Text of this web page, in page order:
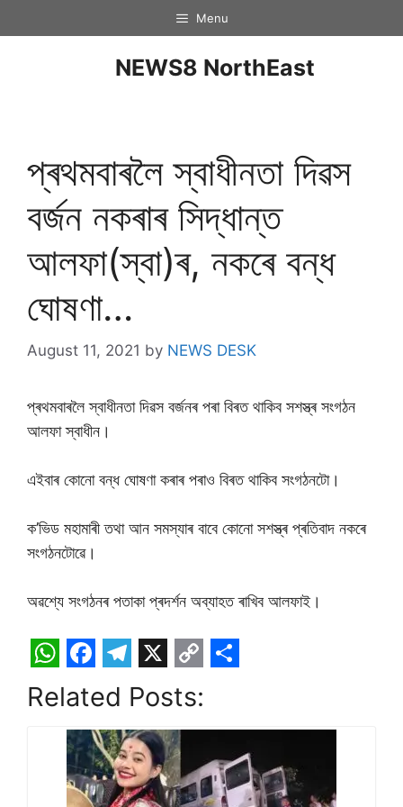
Menu
NEWS8 NorthEast
প্ৰথমবাৰলৈ স্বাধীনতা দিৱস
বৰ্জন নকৰাৰ সিদ্ধান্ত
আলফা(স্বা)ৰ, নকৰে বন্ধ
ঘোষণা…
August 11, 2021 by NEWS DESK
প্ৰথমবাৰলৈ স্বাধীনতা দিৱস বৰ্জনৰ পৰা বিৰত থাকিব সশস্ত্ৰ সংগঠন
আলফা স্বাধীন।
এইবাৰ কোনো বন্ধ ঘোষণা কৰাৰ পৰাও বিৰত থাকিব সংগঠনটো।
ক’ভিড মহামাৰী তথা আন সমস্যাৰ বাবে কোনো সশস্ত্ৰ প্ৰতিবাদ নকৰে
সংগঠনটোৱে।
অৱশ্যে সংগঠনৰ পতাকা প্ৰদৰ্শন অব্যাহত ৰাখিব আলফাই।
W
h
F
a
c
e
b
T
e
l
e
g
X
C
o
p
y
L
a
r
e
Related Posts: